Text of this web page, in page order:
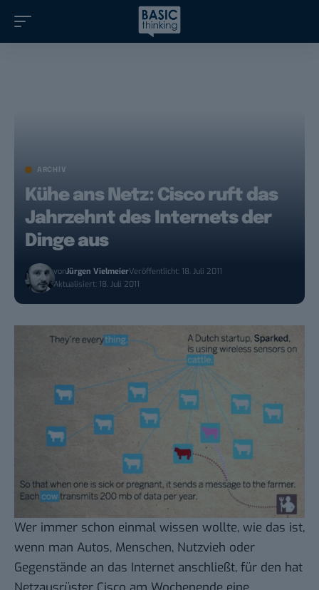
ARCHIV
Kühe ans Netz: Cisco ruft das
Jahrzehnt des Internets der
Dinge aus
vonJürgen VielmeierVeröffentlicht: 18. Juli 2011
Aktualisiert: 18. Juli 2011
Wer immer schon einmal wissen wollte, wie das ist,
wenn man Autos, Menschen, Nutzvieh oder
Gegenstände an das Internet anschließt, für den hat